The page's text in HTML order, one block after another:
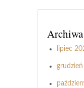
Archiwa
lipiec